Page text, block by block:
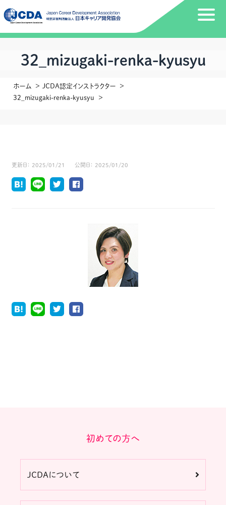
32_mizugaki-renka-kyusyu
ホーム
JCDA認定インストラクター
32_mizugaki-renka-kyusyu
更新日： 2025/01/21 公開日： 2025/01/20
初めての方へ
JCDAについて